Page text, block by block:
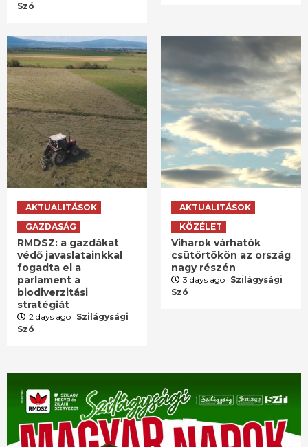
Szó
AKTUALITÁSOK
GAZDASÁG
RMDSZ: a gazdákat
védő javaslatainkkal
fogadta el a
parlament a
biodiverzitási
stratégiát
2 days ago Szilágysági
Szó
AKTUALITÁSOK
KÖZÉLET
Viharok várhatók
csütörtökön az ország
nagy részén
3 days ago Szilágysági
Szó